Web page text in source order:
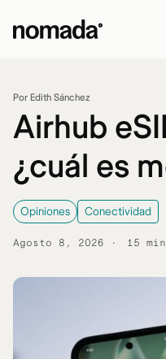
Por Edith Sánchez
Airhub
¿cuál es
Opiniones Conectividad
Agosto 8, 2026 15 min